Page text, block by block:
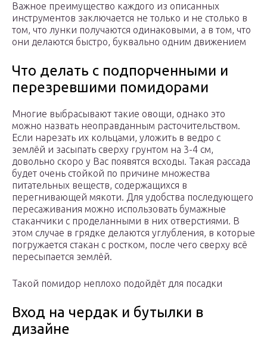
Важное преимущество каждого из описанных
инструментов заключается не только и не столько в
том, что лунки получаются одинаковыми, а в том, что
они делаются быстро, буквально одним движением
Что делать с подпорченными и
перезревшими помидорами
Многие выбрасывают такие овощи, однако это
можно назвать неоправданным расточительством.
Если нарезать их кольцами, уложить в ведро с
землёй и засыпать сверху грунтом на 3-4 см,
довольно скоро у Вас появятся всходы. Такая рассада
будет очень стойкой по причине множества
питательных веществ, содержащихся в
перегнивающей мякоти. Для удобства последующего
пересаживания можно использовать бумажные
стаканчики с проделанными в них отверстиями. В
этом случае в грядке делаются углубления, в которые
погружается стакан с ростком, после чего сверху всё
пересыпается землёй.
Такой помидор неплохо подойдёт для посадки
Вход на чердак и бутылки в
дизайне